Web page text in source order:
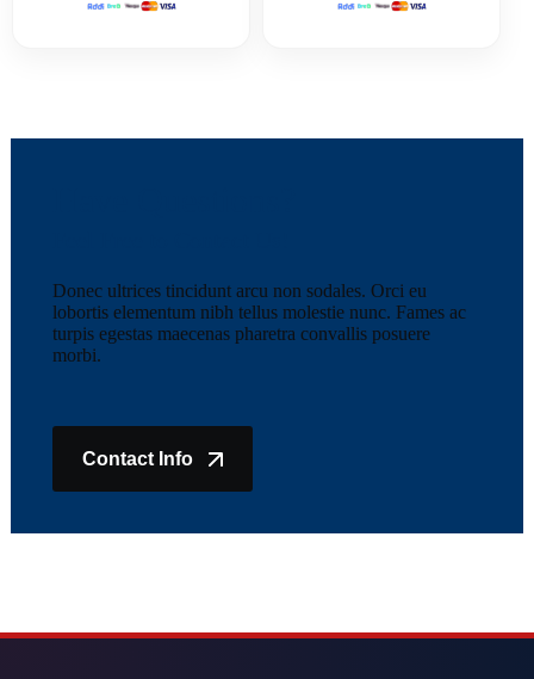
Donec ultrices tincidunt arcu non sodales. Orci eu
lobortis elementum nibh tellus molestie nunc. Fames ac
turpis egestas maecenas pharetra convallis posuere
morbi.
Contact Info